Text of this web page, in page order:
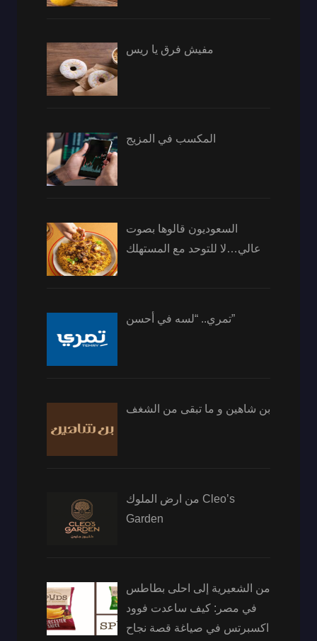
مفيش فرق يا ريس
المكسب في المزيج
السعوديون قالوها بصوت
عالي…لا للتوحد مع المستهلك
تمري.. “لسه في أحسن”
بن شاهين و ما تبقى من الشغف
من ارض الملوك Cleo’s
Garden
من الشعيرية إلى احلى بطاطس
في مصر: كيف ساعدت فوود
اكسبرتس في صياغة قصة نجاح